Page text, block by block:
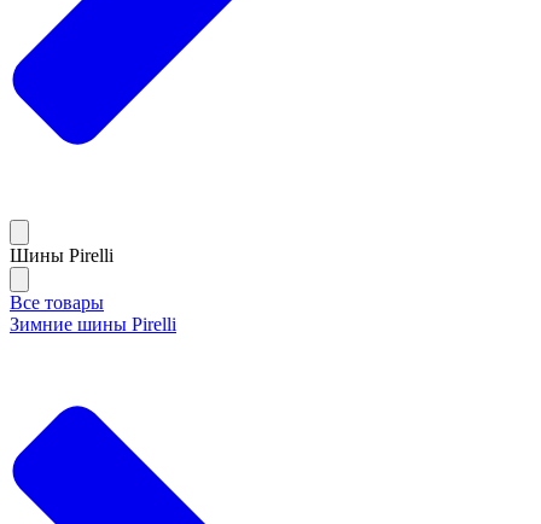
Шины Pirelli
Все товары
Зимние шины Pirelli